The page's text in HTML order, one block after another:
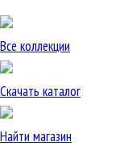
Все коллекции
Скачать каталог
Найти магазин